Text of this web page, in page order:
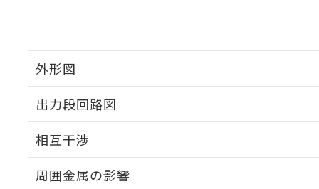
外形図
出力段回路図
相互干渉
周囲金属の影響